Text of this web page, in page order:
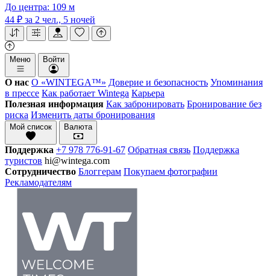
До центра: 109 м
44 ₽ за 2 чел., 5 ночей
Меню Войти
О нас О «WINTEGA™» Доверие и безопасность Упоминания
в прессе Как работает Wintega Карьера
Полезная информация Как забронировать Бронирование без
риска Изменить даты бронирования
Мой список Валюта
Поддержка +7 978 776-91-67 Обратная связь Поддержка
туристов hi@wintega.com
Сотрудничество Блоггерам Покупаем фотографии
Рекламодателям